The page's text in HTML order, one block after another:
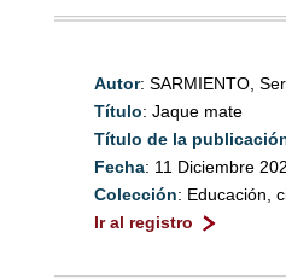
Autor: SARMIENTO,
Título: Jaque mate
Título de la
Fecha: 11 Diciembre
Colección: Educación,
Ir al registro